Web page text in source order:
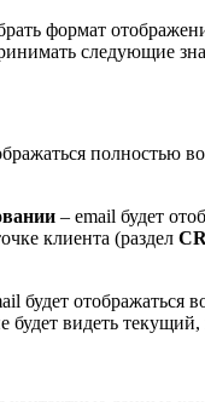
формат
следующие
полностью
– email будет
клиента (раздел
будет отображаться
будет видеть